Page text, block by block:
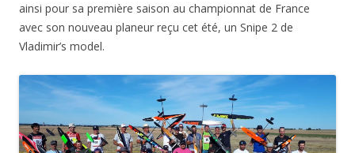
ainsi pour sa première saison au championnat de France
avec son nouveau planeur reçu cet été, un Snipe 2 de
Vladimir’s model.